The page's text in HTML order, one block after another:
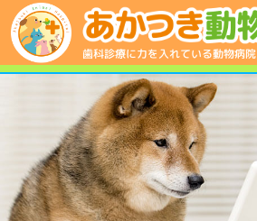
歯科診療に力を入れている動物病院